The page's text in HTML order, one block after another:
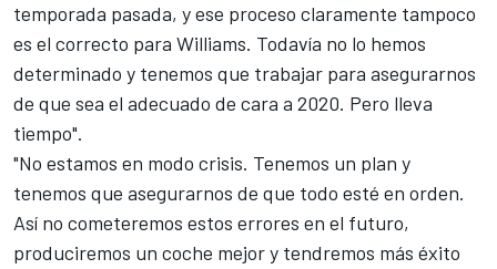
temporada pasada, y ese proceso claramente tampoco
es el correcto para Williams. Todavía no lo hemos
determinado y tenemos que trabajar para asegurarnos
de que sea el adecuado de cara a 2020. Pero lleva
tiempo".
"No estamos en modo crisis. Tenemos un plan y
tenemos que asegurarnos de que todo esté en orden.
Así no cometeremos estos errores en el futuro,
produciremos un coche mejor y tendremos más éxito